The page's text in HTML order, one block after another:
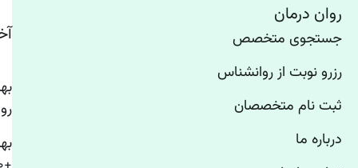
روان درمان
جستجوی متخصص
رزرو نوبت از روانشناس
ثبت نام متخصصان
درباره ما